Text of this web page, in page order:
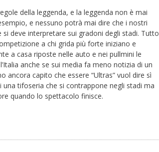
della leggenda, e la leggenda non è mai
e nessuno potrà mai dire che i nostri
deve interpretare sui gradoni degli stadi. Tutto
a chi grida più forte iniziano e
a casa riposte nelle auto e nei pullmini le
anche se sui media fa meno notizia di un
capito che essere “Ultras” vuol dire sì
una tifoseria che si contrappone negli stadi ma
quando lo spettacolo finisce.